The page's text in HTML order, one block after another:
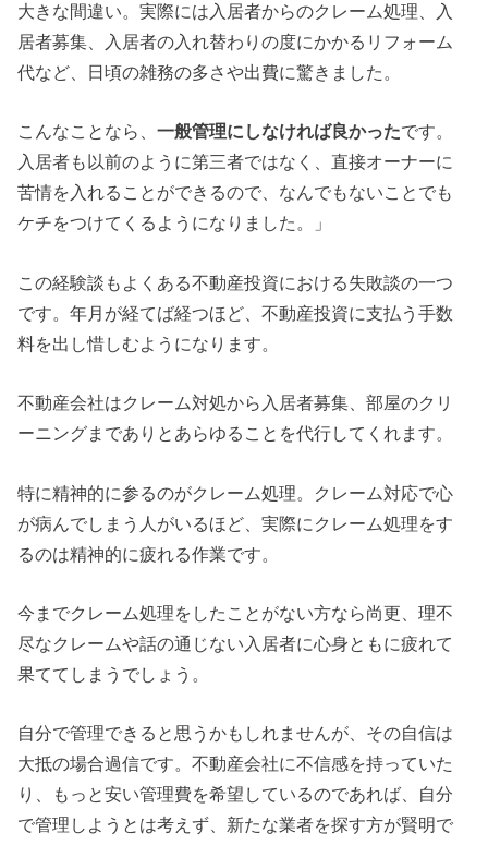
大きな間違い。実際には入居者からのクレーム処理、入
居者募集、入居者の入れ替わりの度にかかるリフォーム
代など、日頃の雑務の多さや出費に驚きました。
こんなことなら、一般管理にしなければ良かったです。
入居者も以前のように第三者ではなく、直接オーナーに
苦情を入れることができるので、なんでもないことでも
ケチをつけてくるようになりました。」
この経験談もよくある不動産投資における失敗談の一つ
です。年月が経てば経つほど、不動産投資に支払う手数
料を出し惜しむようになります。
不動産会社はクレーム対処から入居者募集、部屋のクリ
ーニングまでありとあらゆることを代行してくれます。
特に精神的に参るのがクレーム処理。クレーム対応で心
が病んでしまう人がいるほど、実際にクレーム処理をす
るのは精神的に疲れる作業です。
今までクレーム処理をしたことがない方なら尚更、理不
尽なクレームや話の通じない入居者に心身ともに疲れて
果ててしまうでしょう。
自分で管理できると思うかもしれませんが、その自信は
大抵の場合過信です。不動産会社に不信感を持っていた
り、もっと安い管理費を希望しているのであれば、自分
で管理しようとは考えず、新たな業者を探す方が賢明で